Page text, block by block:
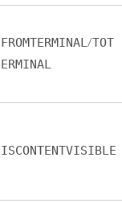
FROMTERMINAL /TOT
ERMINAL
ISCONTENTVISIBLE